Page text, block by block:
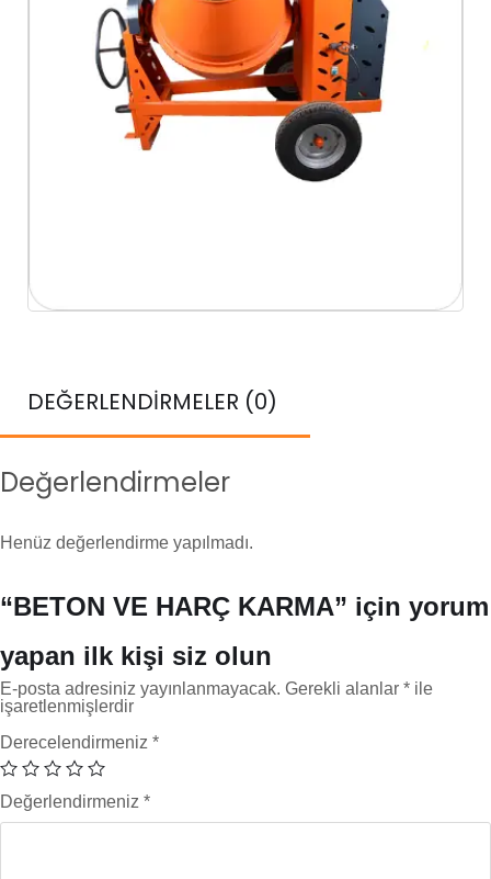
DEĞERLENDIRMELER (0)
Değerlendirmeler
Henüz değerlendirme yapılmadı.
“BETON VE HARÇ KARMA” için yorum
yapan ilk kişi siz olun
E-posta adresiniz yayınlanmayacak. Gerekli alanlar * ile
işaretlenmişlerdir
Derecelendirmeniz *
Değerlendirmeniz *